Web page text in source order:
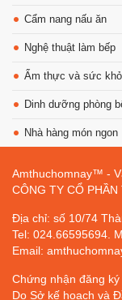
Cẩm nang nấu ăn
Nghệ thuật làm bếp
Ẩm thực và sức
Dinh dưỡng phòng
Nhà hàng món ngon
Amthuchomnay™ -
CÔNG TY CỔ
Địa chỉ: số 10/74
Tel: 024.66595694.
Email:
Chứng nhận đăng
Do Sở kế hoạch và